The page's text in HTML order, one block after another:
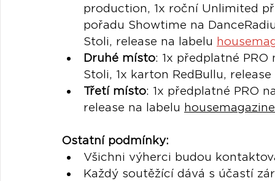
production, 1x roční Unlimited
pořadu Showtime na
Stoli, release na labelu
Druhé místo: 1x předplatné PRO
Stoli, 1x karton RedBullu,
Třetí místo: 1x předplatné PRO
release na labelu
Ostatní podmínky:
Všichni výherci budou
Každý soutěžící dává s účastí